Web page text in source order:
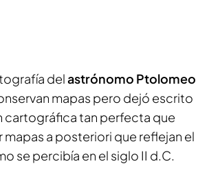
delastrónomo Ptolomeo
mapas pero dejó escrito
cartográfica tan perfecta que
mapas a posteriori que reflejan el
se percibía en el siglo II d.C.